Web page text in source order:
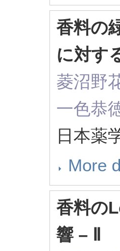
香料の
に対す
菱沼野
一色恭
日本薬
More
香料の
響 – Ⅱ